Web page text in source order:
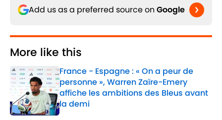
Add us as a preferred source on Google
More like this
France - Espagne : « On a peur de
personne », Warren Zaïre-Emery
affiche les ambitions des Bleus avant
la demi
Published by on Invalid Date